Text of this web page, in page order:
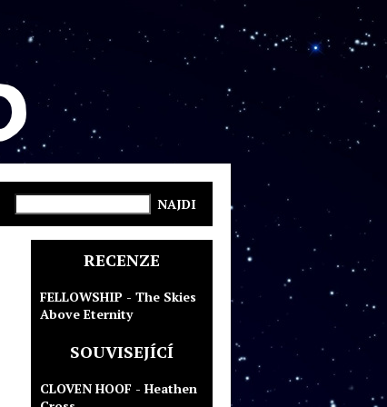
RECENZE
FELLOWSHIP - The Skies
Above Eternity
SOUVISEJÍCÍ
CLOVEN HOOF - Heathen